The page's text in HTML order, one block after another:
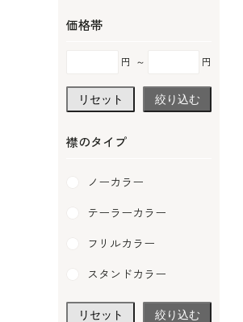
価格帯
円 ～ 円
リセット 絞り込む
襟のタイプ
ノーカラー
テーラーカラー
フリルカラー
スタンドカラー
リセット 絞り込む